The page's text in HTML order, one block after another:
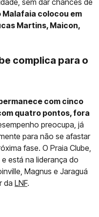
Malafaia colocou em
Martins, Maicon,
complica para o
com cinco
quatro pontos, fora
preocupa, já
para não se afastar
fase. O Praia Clube,
está na liderança do
Magnus e Jaraguá
da LNF.